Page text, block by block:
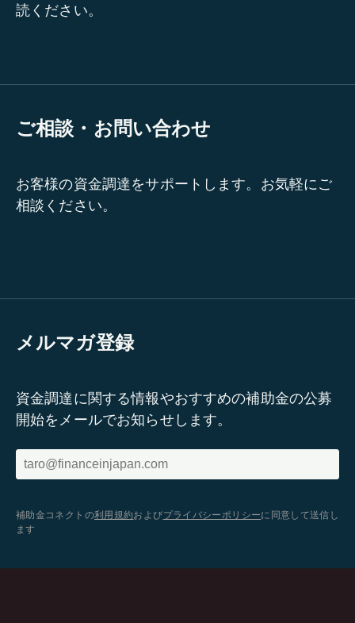
読ください。
ご相談・お問い合わせ
お客様の資金調達をサポートします。お気軽にご
相談ください。
メルマガ登録
資金調達に関する情報やおすすめの補助金の公募
開始をメールでお知らせします。
補助金コネクトの利用規約およびプライバシーポリシーに同意して送信し
ます